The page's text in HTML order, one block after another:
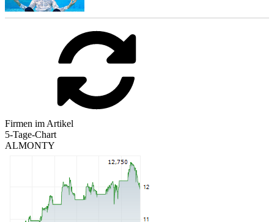
Firmen im Artikel
5-Tage-Chart
ALMONTY